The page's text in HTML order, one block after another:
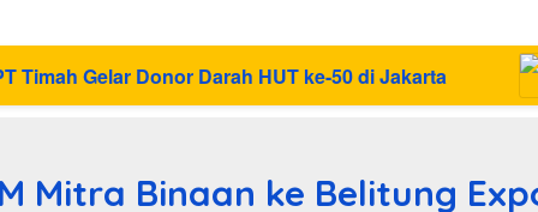
ke-50 di Jakarta
Mitra Binaan ke Belitung